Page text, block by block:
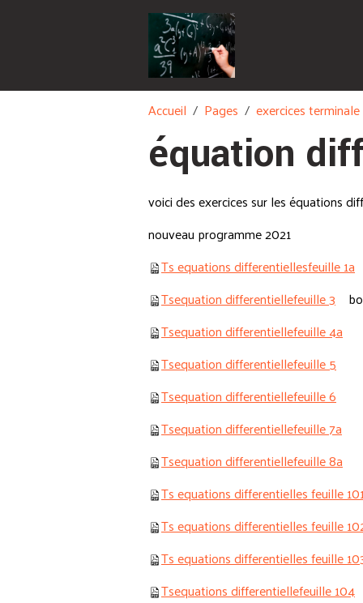
Accueil Pages exercices
équation
voici des exercices sur les équations
nouveau programme 2021
Ts equations differentiellesfeuille 1a
Tsequation differentiellefeuille 3
Tsequation differentiellefeuille 4a
Tsequation differentiellefeuille 5
Tsequation differentiellefeuille 6
Tsequation differentiellefeuille 7a
Tsequation differentiellefeuille 8a
Ts equations differentielles feuille
Ts equations differentielles feuille
Ts equations differentielles feuille
Tsequations differentiellefeuille 104